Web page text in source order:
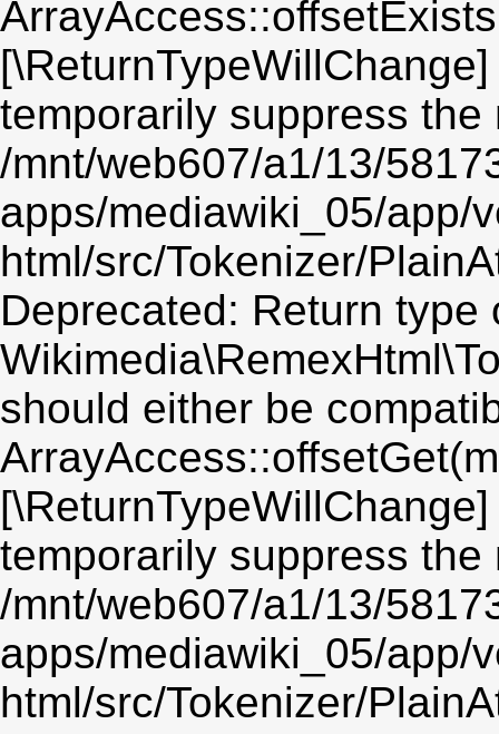
temporarily suppress the
/mnt/web607/a1/13/
apps/mediawiki_05/app/
html/src/Tokenizer/
Deprecated: Return type
should either be
temporarily suppress the
/mnt/web607/a1/13/
apps/mediawiki_05/app/
html/src/Tokenizer/